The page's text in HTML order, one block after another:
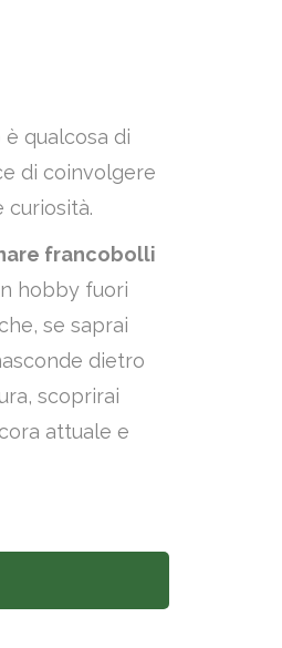
qualcosa di
di coinvolgere
curiosità.
francobolli
hobby fuori
se saprai
dietro
scoprirai
attuale e